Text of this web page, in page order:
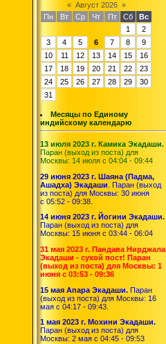
« Август 2026 »
Пн
Вт Ср Чт Пт Сб
Вс
1
2
3
4 5 6 7 8
9
10
11 12 13 14 15
16
17
18 19 20 21 22
23
24
25 26 27 28 29
30
31
Месяцы по Единому
индийскому календарю
13 июля 2023 г. Камика Экадаши.
Паран (выход из поста) для
Москвы: 14 июля с 04:04 - 09:44
29 июня 2023 г. Шаяна (Падма,
Ашадха) Экадаши . Паран (выход
из поста) для Москвы: 30 июня
с 05:52 - 09:38.
14 июня 2023 г. Йогини Экадаши.
Паран (выход из поста) для
Москвы: 15 июня с 03:44 - 06:04
31 мая 2023 г. Пандава Нирджала
Экадаши - сухой пост! Паран
(выход из поста) для Москвы: 1
июня с 03:53 - 09:36
15 мая Апара Экадаши. Паран
(выход из поста) для Москвы: 16
мая с 04:17 - 09:43.
1 мая 2023 г. Мохини Экадаши.
Паран (выход из поста) для
Москвы: 2 мая с 04:45 - 09:53